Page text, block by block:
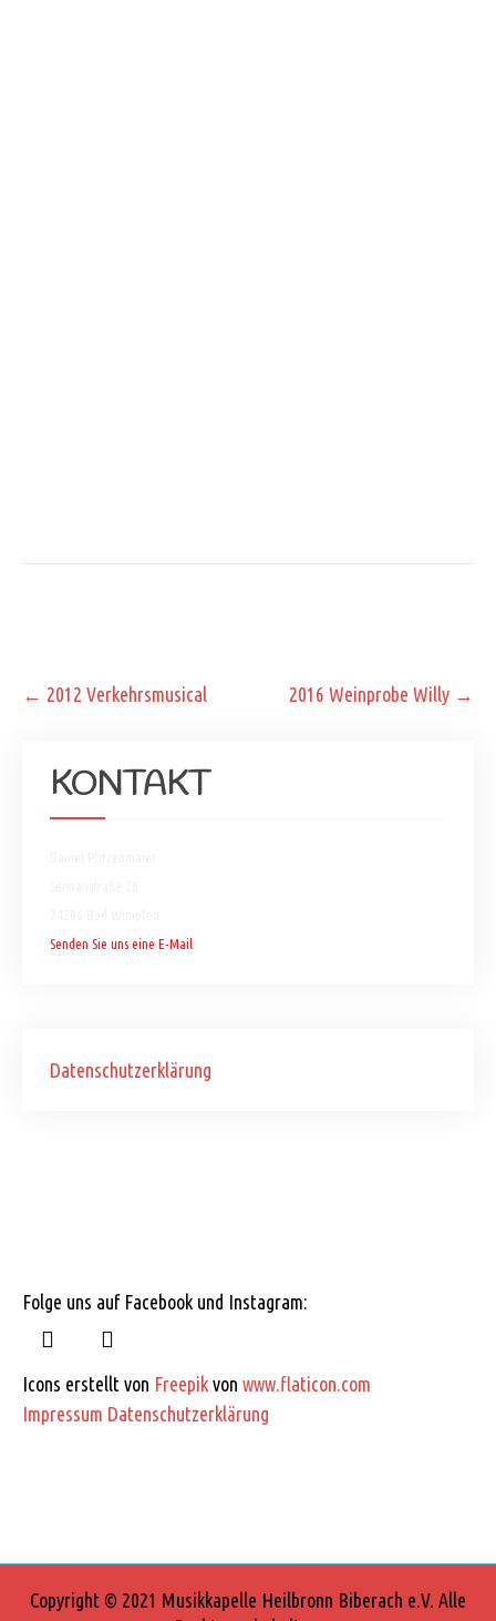
Post
navigation
← 2012 Verkehrsmusical 2016 Weinprobe Willy →
KONTAKT
Senden Sie uns eine E-Mail
Datenschutzerklärung
Folge uns auf Facebook und Instagram:
Icons erstellt von Freepik von www.flaticon.com
Impressum Datenschutzerklärung
Copyright © 2021 Musikkapelle Heilbronn Biberach e.V. Alle